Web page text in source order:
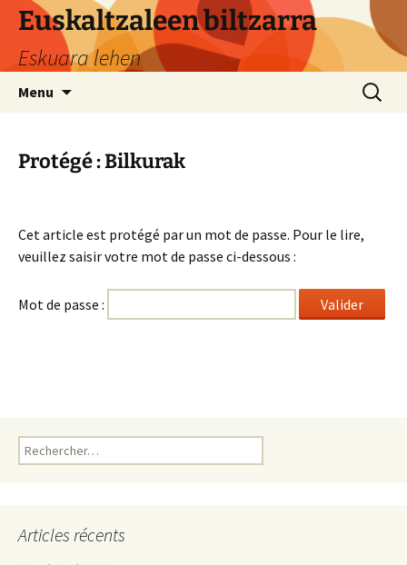
Aller
contenu
Euskaltzaleen biltzarra
Eskuara lehen
Menu
Protégé : Bilkurak
Cet article est protégé par un mot de passe. Pour le lire,
veuillez saisir votre mot de passe ci-dessous :
Mot de passe :
Rechercher :
Articles récents